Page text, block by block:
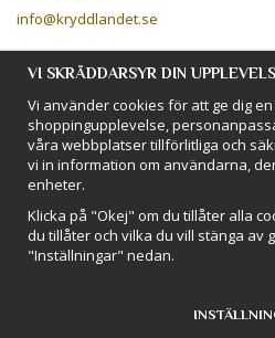
info@kryddlandet.se
Följ oss på Facebook!
Följ oss på Instagram!
BETALSÄTT
Hos Kryddlandet handlar du tryggt &
kort, Klarna eller swish!
VI SKRÄDDARSYR DIN
Vi använder cookies för att ge dig
shoppingupplevelse,
våra webbplatser tillförlitliga och
vi in information om användarna,
enheter.
Klicka på "Okej" om du tillåter alla
du tillåter och vilka du vill stänga av
"Inställningar" nedan.